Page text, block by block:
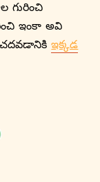
గురించి
ఇంకా అవి
చదవడానికిఇక్కడ